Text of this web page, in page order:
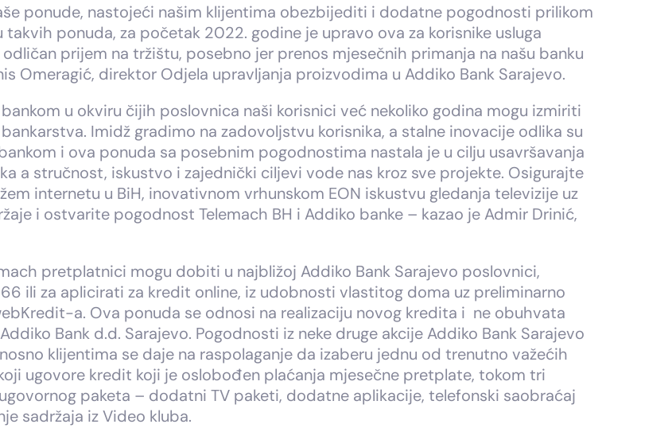
ponude, nastojeći našim klijentima obezbijediti i dodatne pogodnosti prilikom
ponuda, za početak 2022. godine je upravo ova za korisnike usluga
prijem na tržištu, posebno jer prenos mjesečnih primanja na našu banku
Omeragić, direktor Odjela upravljanja proizvodima u Addiko Bank Sarajevo.
u okviru čijih poslovnica naši korisnici već nekoliko godina mogu izmiriti
Imidž gradimo na zadovoljstvu korisnika, a stalne inovacije odlika su
i ova ponuda sa posebnim pogodnostima nastala je u cilju usavršavanja
a stručnost, iskustvo i zajednički ciljevi vode nas kroz sve projekte. Osigurajte
internetu u BiH, inovativnom vrhunskom EON iskustvu gledanja televizije uz
i ostvarite pogodnost Telemach BH i Addiko banke – kazao je Admir Drinić,
pretplatnici mogu dobiti u najbližoj Addiko Bank Sarajevo poslovnici,
ili za aplicirati za kredit online, iz udobnosti vlastitog doma uz preliminarno
a. Ova ponuda se odnosi na realizaciju novog kredita i ne obuhvata
Bank d.d. Sarajevo. Pogodnosti iz neke druge akcije Addiko Bank Sarajevo
klijentima se daje na raspolaganje da izaberu jednu od trenutno važećih
ugovore kredit koji je oslobođen plaćanja mjesečne pretplate, tokom tri
paketa – dodatni TV paketi, dodatne aplikacije, telefonski saobraćaj
sadržaja iz Video kluba.